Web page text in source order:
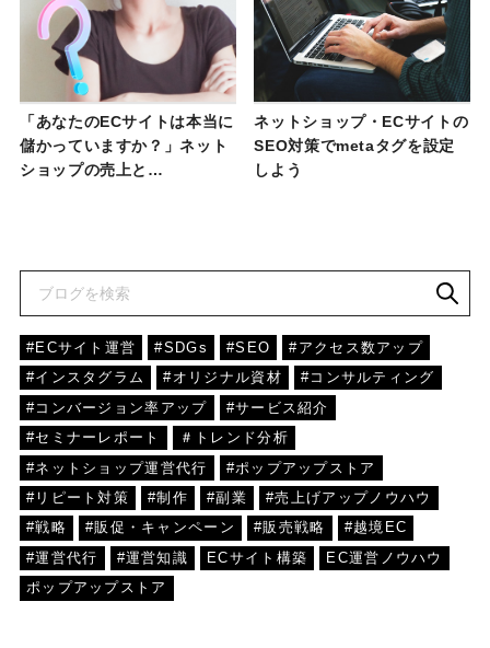
#ECサイト運営 #SDGs #SEO
#アクセス数アップ
#インスタグラム
#オリジナル資材
#コンサルティング
#コンバージョン率アップ
#サービス紹介
#セミナーレポート
＃トレンド分析
#ネットショップ運営代行
#ポップアップストア
#リピート対策
#制作 #副業
#売上げアップノウハウ
#戦略
#販促・キャンペーン #販売戦略
#越境EC
#運営代行
#運営知識 ECサイト構築
EC運営ノウハウ
ポップアップストア
「あなたのECサイトは本当に
儲かっていますか？」ネット
ショップの売上と…
ネットショップ・ECサイトの
SEO対策でmetaタグを設定
しよう